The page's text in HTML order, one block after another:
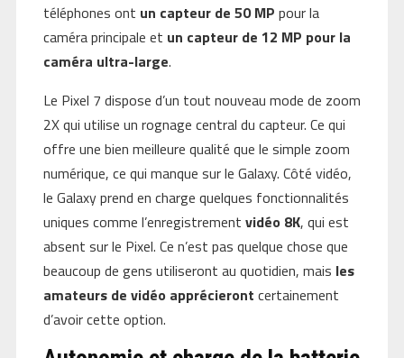
téléphones ont un capteur de 50 MP pour la
caméra principale et un capteur de 12 MP pour la
caméra ultra-large.
Le Pixel 7 dispose d’un tout nouveau mode de zoom
2X qui utilise un rognage central du capteur. Ce qui
offre une bien meilleure qualité que le simple zoom
numérique, ce qui manque sur le Galaxy. Côté vidéo,
le Galaxy prend en charge quelques fonctionnalités
uniques comme l’enregistrement vidéo 8K, qui est
absent sur le Pixel. Ce n’est pas quelque chose que
beaucoup de gens utiliseront au quotidien, mais les
amateurs de vidéo apprécieront certainement
d’avoir cette option.